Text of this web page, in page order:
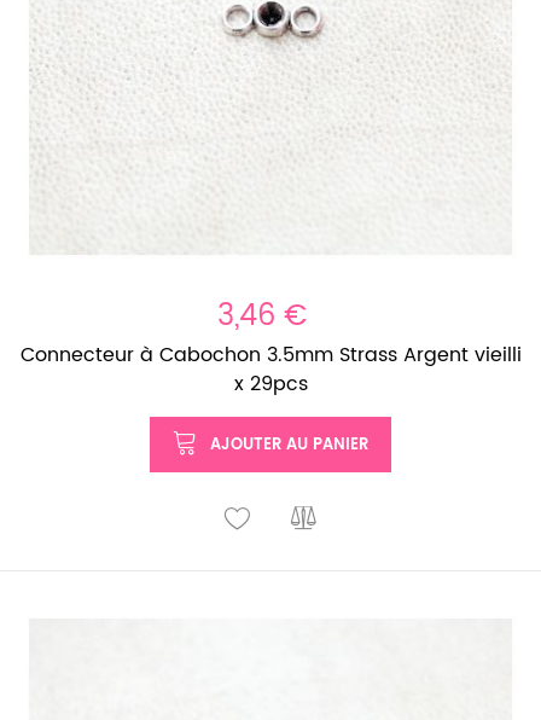
3,46 €
Connecteur à Cabochon 3.5mm Strass Argent vieilli
x 29pcs
AJOUTER AU PANIER